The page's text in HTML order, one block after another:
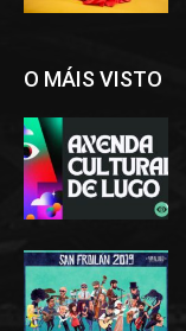
O MÁIS VISTO